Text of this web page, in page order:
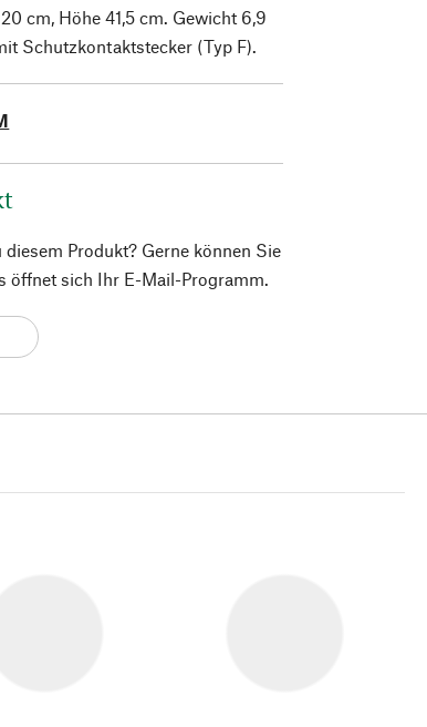
cm, Höhe 41,5 cm. Gewicht 6,9
Schutzkontaktstecker (Typ F).
diesem Produkt? Gerne können Sie
öffnet sich Ihr E-Mail-Programm.